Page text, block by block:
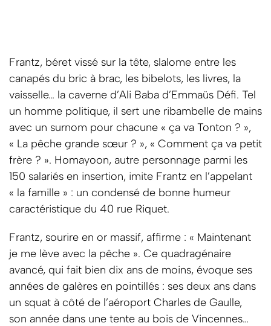
Frantz, béret vissé sur la tête, slalome entre les
canapés du bric à brac, les bibelots, les livres, la
vaisselle… la caverne d’Ali Baba d’Emmaüs Défi. Tel
un homme politique, il sert une ribambelle de mains
avec un surnom pour chacune « ça va Tonton ? »,
« La pêche grande sœur ? », « Comment ça va petit
frère ? ». Homayoon, autre personnage parmi les
150 salariés en insertion, imite Frantz en l’appelant
« la famille » : un condensé de bonne humeur
caractéristique du 40 rue Riquet.
Frantz, sourire en or massif, affirme : « Maintenant
je me lève avec la pêche ». Ce quadragénaire
avancé, qui fait bien dix ans de moins, évoque ses
années de galères en pointillés : ses deux ans dans
un squat à côté de l’aéroport Charles de Gaulle,
son année dans une tente au bois de Vincennes…